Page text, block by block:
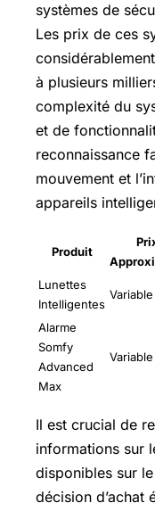
systèmes de
Les prix de ces
à plusieurs
complexité du
et de
reconnaissance
mouvement et
appareils
Produit
Lunettes
Intelligentes
Variable
Alarme
Somfy
Advanced
Max
Variable
Il est crucial de
informations sur
disponibles sur
décision d’achat